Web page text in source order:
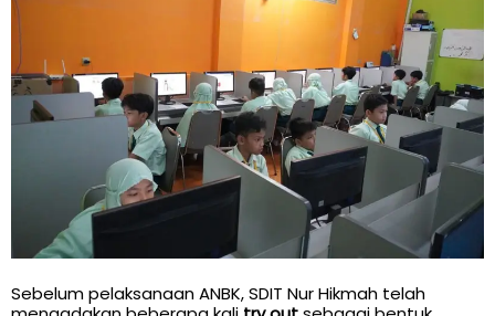
Sebelum pelaksanaan ANBK, SDIT Nur Hikmah telah